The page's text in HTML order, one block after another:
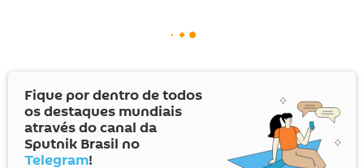
Fique por dentro de todos
os destaques mundiais
através do canal da
Sputnik Brasil no
Telegram!